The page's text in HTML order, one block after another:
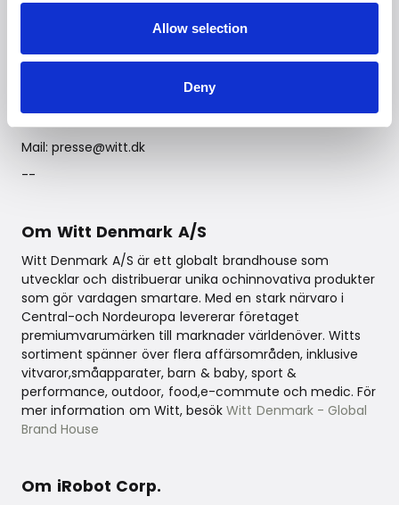
Allow selection
Deny
--
För ytterligare information kontakta:
Mail: presse@witt.dk
--
Om Witt Denmark A/S
Witt Denmark A/S är ett globalt brandhouse som
utvecklar och distribuerar unika ochinnovativa produkter
som gör vardagen smartare. Med en stark närvaro i
Central-och Nordeuropa levererar företaget
premiumvarumärken till marknader världenöver. Witts
sortiment spänner över flera affärsområden, inklusive
vitvaror,småapparater, barn & baby, sport &
performance, outdoor, food,e-commute och medic. För
mer information om Witt, besökWitt Denmark - Global
Brand House
Om iRobot Corp.